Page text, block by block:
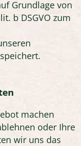
Grundlage von
b DSGVO zum
machen
oder Ihre
wir uns das